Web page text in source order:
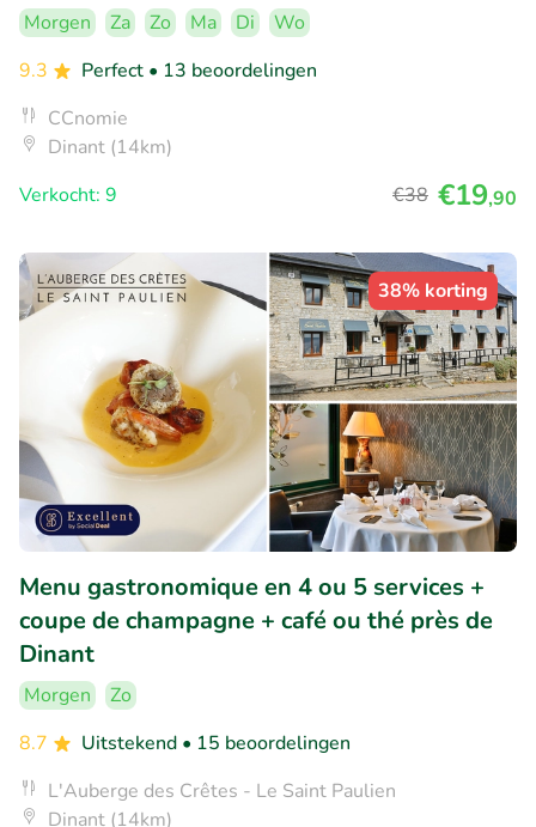
Morgen Za Zo Ma Di
Wo
9.3
Perfect • 13 beoordelingen
CCnomie
Dinant (14km)
Verkocht: 9
€38 €19,90
38% korting
Menu gastronomique en 4 ou 5 services +
coupe de champagne + café ou thé près de
Dinant
Morgen
Zo
8.7
Uitstekend • 15 beoordelingen
L'Auberge des Crêtes - Le Saint Paulien
Dinant (14km)